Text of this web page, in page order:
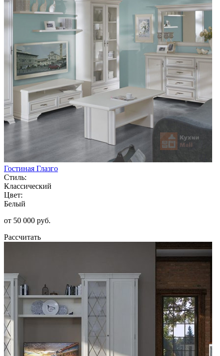
Гостиная Глазго
Стиль:
Классический
Цвет:
Белый
от 50 000 руб.
Рассчитать